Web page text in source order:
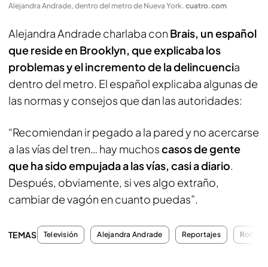
Alejandra Andrade, dentro del metro de Nueva York. cuatro.com
Alejandra Andrade charlaba con Brais, un español
que reside en Brooklyn, que explicaba los
problemas y el incremento de la delincuencia
dentro del metro. El español explicaba algunas de
las normas y consejos que dan las autoridades:
“Recomiendan ir pegado a la pared y no acercarse
a las vías del tren… hay muchoscasos de gente
que ha sido empujada a las vías, casi a diario.
Después, obviamente, si ves algo extraño,
cambiar de vagón en cuanto puedas”.
TEMAS Televisión Alejandra Andrade Reportajes Robos